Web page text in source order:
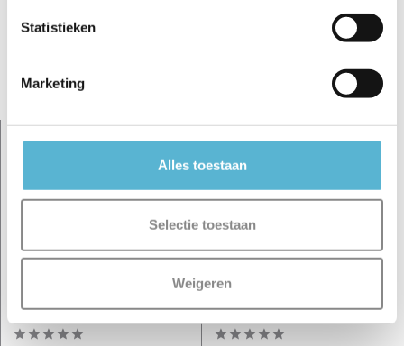
Statistieken
Marketing
Alles toestaan
Selectie toestaan
Weigeren
Schrijf je eigen review
Gerelateerde artikelen:
gips zwart
gips beige